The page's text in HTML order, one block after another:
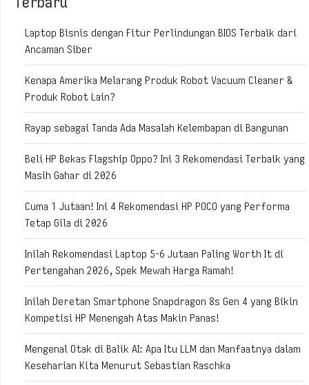
Laptop Bisnis dengan Fitur Perlindungan BIOS Terbaik dari
Ancaman Siber
Kenapa Amerika Melarang Produk Robot Vacuum Cleaner &
Produk Robot Lain?
Rayap sebagai Tanda Ada Masalah Kelembapan di Bangunan
Beli HP Bekas Flagship Oppo? Ini 3 Rekomendasi Terbaik yang
Masih Gahar di 2026
Cuma 1 Jutaan! Ini 4 Rekomendasi HP POCO yang Performa
Tetap Gila di 2026
Inilah Rekomendasi Laptop 5-6 Jutaan Paling Worth It di
Pertengahan 2026, Spek Mewah Harga Ramah!
Inilah Deretan Smartphone Snapdragon 8s Gen 4 yang Bikin
Kompetisi HP Menengah Atas Makin Panas!
Mengenal Otak di Balik AI: Apa Itu LLM dan Manfaatnya dalam
Keseharian Kita Menurut Sebastian Raschka